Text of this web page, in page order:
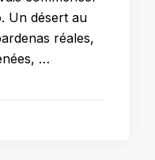
Un désert au
réales,
…